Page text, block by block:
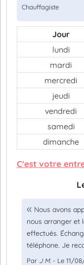
Chauffagiste
Jour
lundi
mardi
mercredi
jeudi
vendredi
samedi
dimanche
C'est votre
Nous avons
nous arranger et
effectués.
téléphone. Je
Par J M. - Le 11/